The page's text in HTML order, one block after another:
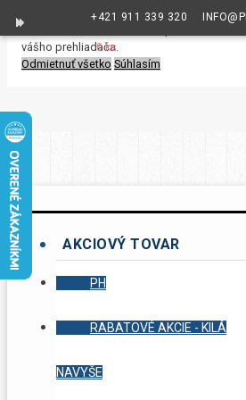
S cieľom uľahčiť užívateľom používať naše
vášho prehliadača.
Odmietnuť všetko Súhlasím
+421 911 339 320
0 ks
AKCIOVÝ TOVAR
PH
RABATOVÉ AKCIE - KILÁ
NAVYŠE